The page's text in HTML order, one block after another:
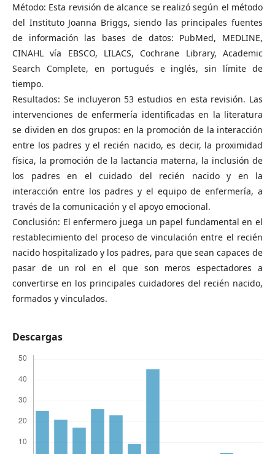
Método: Esta revisión de alcance se realizó según el método
del Instituto Joanna Briggs, siendo las principales fuentes
de información las bases de datos: PubMed, MEDLINE,
CINAHL vía EBSCO, LILACS, Cochrane Library, Academic
Search Complete, en portugués e inglés, sin límite de
tiempo.
Resultados: Se incluyeron 53 estudios en esta revisión. Las
intervenciones de enfermería identificadas en la literatura
se dividen en dos grupos: en la promoción de la interacción
entre los padres y el recién nacido, es decir, la proximidad
física, la promoción de la lactancia materna, la inclusión de
los padres en el cuidado del recién nacido y en la
interacción entre los padres y el equipo de enfermería, a
través de la comunicación y el apoyo emocional.
Conclusión: El enfermero juega un papel fundamental en el
restablecimiento del proceso de vinculación entre el recién
nacido hospitalizado y los padres, para que sean capaces de
pasar de un rol en el que son meros espectadores a
convertirse en los principales cuidadores del recién nacido,
formados y vinculados.
Descargas